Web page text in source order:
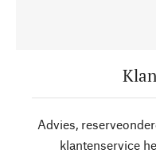
Advies,
klantenservice